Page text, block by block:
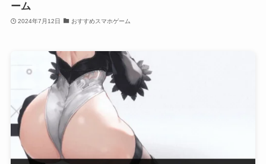
ーム
2024年7月12日 おすすめスマホゲーム